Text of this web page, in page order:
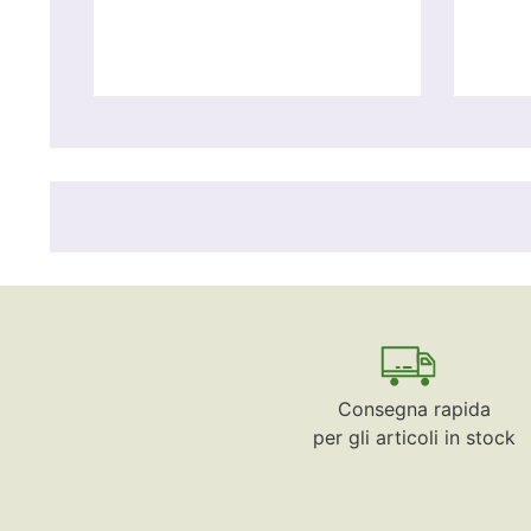
Consegna rapida
per gli articoli in stock